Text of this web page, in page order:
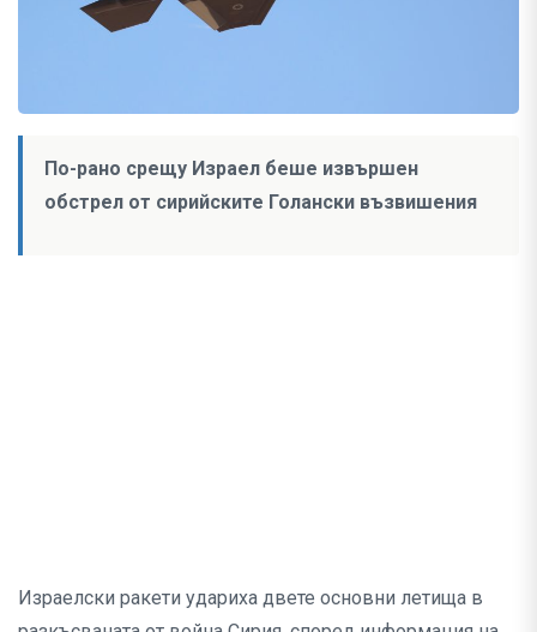
По-рано срещу Израел беше извършен
обстрел от сирийските Голански възвишения
Израелски ракети удариха двете основни летища в